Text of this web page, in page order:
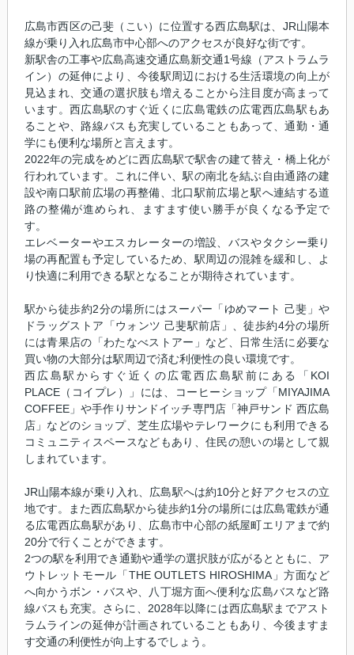
広島市西区の己斐（こい）に位置する西広島駅は、JR山陽本
線が乗り入れ広島市中心部へのアクセスが良好な街です。
新駅舎の工事や広島高速交通広島新交通1号線（アストラムラ
イン）の延伸により、今後駅周辺における生活環境の向上が
見込まれ、交通の選択肢も増えることから注目度が高まって
います。西広島駅のすぐ近くに広島電鉄の広電西広島駅もあ
ることや、路線バスも充実していることもあって、通勤・通
学にも便利な場所と言えます。
2022年の完成をめどに西広島駅で駅舎の建て替え・橋上化が
行われています。これに伴い、駅の南北を結ぶ自由通路の建
設や南口駅前広場の再整備、北口駅前広場と駅へ連結する道
路の整備が進められ、ますます使い勝手が良くなる予定で
す。
エレベーターやエスカレーターの増設、バスやタクシー乗り
場の再配置も予定しているため、駅周辺の混雑を緩和し、よ
り快適に利用できる駅となることが期待されています。
駅から徒歩約2分の場所にはスーパー「ゆめマート 己斐」や
ドラッグストア「ウォンツ 己斐駅前店」、徒歩約4分の場所
には青果店の「わたなべストアー」など、日常生活に必要な
買い物の大部分は駅周辺で済む利便性の良い環境です。
西広島駅からすぐ近くの広電西広島駅前にある「KOI
PLACE（コイプレ）」には、コーヒーショップ「MIYAJIMA
COFFEE」や手作りサンドイッチ専門店「神戸サンド 西広島
店」などのショップ、芝生広場やテレワークにも利用できる
コミュニティスペースなどもあり、住民の憩いの場として親
しまれています。
JR山陽本線が乗り入れ、広島駅へは約10分と好アクセスの立
地です。また西広島駅から徒歩約1分の場所には広島電鉄が通
る広電西広島駅があり、広島市中心部の紙屋町エリアまで約
20分で行くことができます。
2つの駅を利用でき通勤や通学の選択肢が広がるとともに、ア
ウトレットモール「THE OUTLETS HIROSHIMA」方面など
へ向かうボン・バスや、八丁堀方面へ便利な広島バスなど路
線バスも充実。さらに、2028年以降には西広島駅までアスト
ラムラインの延伸が計画されていることもあり、今後ますま
す交通の利便性が向上するでしょう。